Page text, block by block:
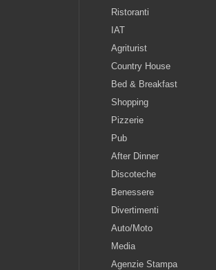
Ristoranti
IAT
Agriturist
Country House
Bed & Breakfast
Shopping
Pizzerie
Pub
After Dinner
Discoteche
Benessere
Divertimenti
Auto/Moto
Media
Agenzie Stampa